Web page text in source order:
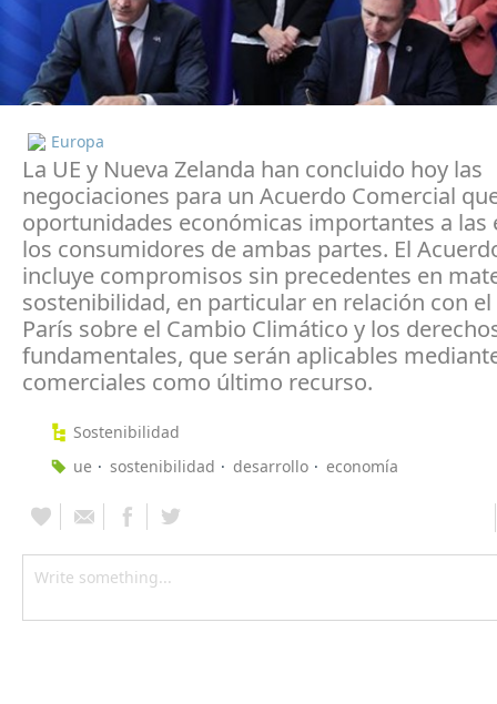
Europa
La UE y Nueva Zelanda han concluido hoy las
negociaciones para un Acuerdo Comercial
oportunidades económicas importantes a las
los consumidores de ambas partes. El
incluye compromisos sin precedentes en
sostenibilidad, en particular en relación con
París sobre el Cambio Climático y los
fundamentales, que serán aplicables
comerciales como último recurso.
Sostenibilidad
ue
sostenibilidad desarrollo economía